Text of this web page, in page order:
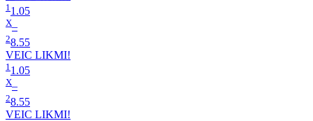
1 1.05
X–
28.55
VEIC LIKMI!
1 1.05
X–
28.55
VEIC LIKMI!